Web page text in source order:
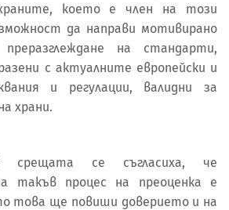
което е член на този
да направи мотивирано
на стандарти,
с актуалните европейски и
и регулации, валидни за
храни.
срещата се съгласиха, че
такъв процес на преоценка е
това ще повиши доверието и на